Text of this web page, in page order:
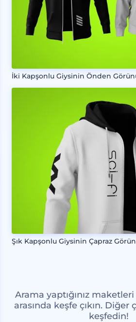
İki Kapşonlu Giysinin Önden
Şık Kapşonlu Giysinin Çapraz
Arama yaptığınız
arasında keşfe çıkın. Diğer
keşfedin!